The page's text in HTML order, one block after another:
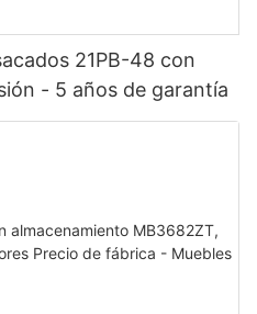
21PB-48 con
- 5 años de garantía